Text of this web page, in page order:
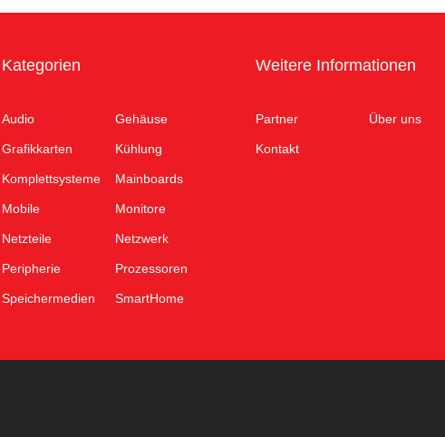
Kategorien
Audio Gehäuse
Grafikkarten Kühlung
Komplettsysteme Mainboards
Mobile Monitore
Netzteile Netzwerk
Peripherie Prozessoren
Speichermedien SmartHome
Weitere Informationen
Partner Über uns
Kontakt